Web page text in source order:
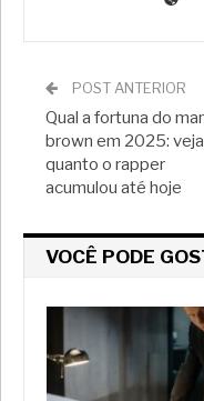
POST ANTERIOR
Qual a fortuna do
brown em 2025: veja
quanto o rapper
acumulou até hoje
VOCÊ PODE